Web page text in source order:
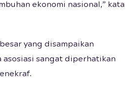
ekonomi nasional,” kata
yang disampaikan
sangat diperhatikan